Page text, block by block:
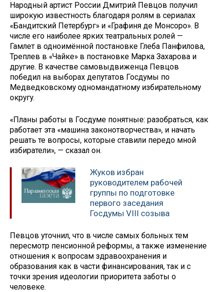
Народный артист России Дмитрий Певцов получил
широкую известность благодаря ролям в сериалах
«Бандитский Петербург» и «Графиня де Монсоро». В
числе его наиболее ярких театральных ролей —
Гамлет в одноимённой постановке Глеба Панфилова,
Треплев в «Чайке» в постановке Марка Захарова и
другие. В качестве самовыдвиженца Певцов
победил на выборах депутатов Госдумы по
Медведковскому одномандатному избирательному
округу.
«Планы работы в Госдуме понятные: разобраться, как
работает эта «машина законотворчества», и начать
решать те вопросы, которые ставили передо мной
избиратели», — сказал он.
Жуков избран
руководителем рабочей
группы по подготовке
первого заседания
Госдумы VIII созыва
Певцов уточнил, что в числе самых больных тем
пересмотр пенсионной реформы, а также изменение
отношения к вопросам здравоохранения и
образования как в части финансирования, так и с
точки зрения идеологии приоритета заботы о
человеке.